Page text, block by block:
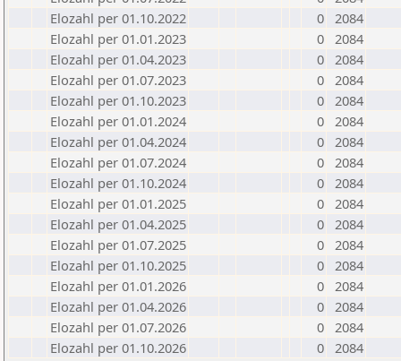
Elozahl per 01.10.2022
0 2084
Elozahl per 01.01.2023
0 2084
Elozahl per 01.04.2023
0 2084
Elozahl per 01.07.2023
0 2084
Elozahl per 01.10.2023
0 2084
Elozahl per 01.01.2024
0 2084
Elozahl per 01.04.2024
0 2084
Elozahl per 01.07.2024
0 2084
Elozahl per 01.10.2024
0 2084
Elozahl per 01.01.2025
0 2084
Elozahl per 01.04.2025
0 2084
Elozahl per 01.07.2025
0 2084
Elozahl per 01.10.2025
0 2084
Elozahl per 01.01.2026
0 2084
Elozahl per 01.04.2026
0 2084
Elozahl per 01.07.2026
0 2084
Elozahl per 01.10.2026
0 2084